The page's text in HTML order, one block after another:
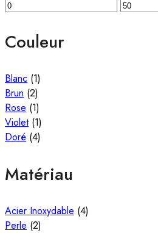
Couleur
Blanc (1)
Brun (2)
Rose (1)
Violet (1)
Doré (4)
Matériau
Acier Inoxydable (4)
Perle (2)